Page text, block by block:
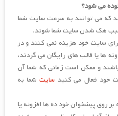
می شود؟
که می توانند به سرعت سایت شما
سبب هک شدن سایت شما شوند.
سایت خود هزینه نمی کنند و در
ها یا قالب های رایگان می گردند،
و ممکن است زمانی که شما آن
خود فعال می کنید سایتشما به
روی پیشخوان خود ده ها افزونه یا